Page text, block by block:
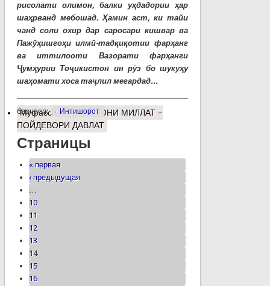
рисолати олимон, балки уҳдадории ҳар
шаҳрванд мебошад. Ҳамин аст, ки тайи
чанд соли охир дар саросари кишвар ва
Пажӯҳишгоҳи илмӣ-тадқиқотии фарҳанг
ва иттилооти Вазорати фарҳанги
Ҷумҳурии Тоҷикистон ин рӯз бо шукуҳу
шаҳомати хоса таҷлил мегардад...
барчасп: Интишорот
Муфассалтаро ЗАБОНИ МИЛЛАТ –
ПОЙДЕВОРИ ДАВЛАТ
Страницы
« первая
‹ предыдущая
…
10
11
12
13
14
15
16